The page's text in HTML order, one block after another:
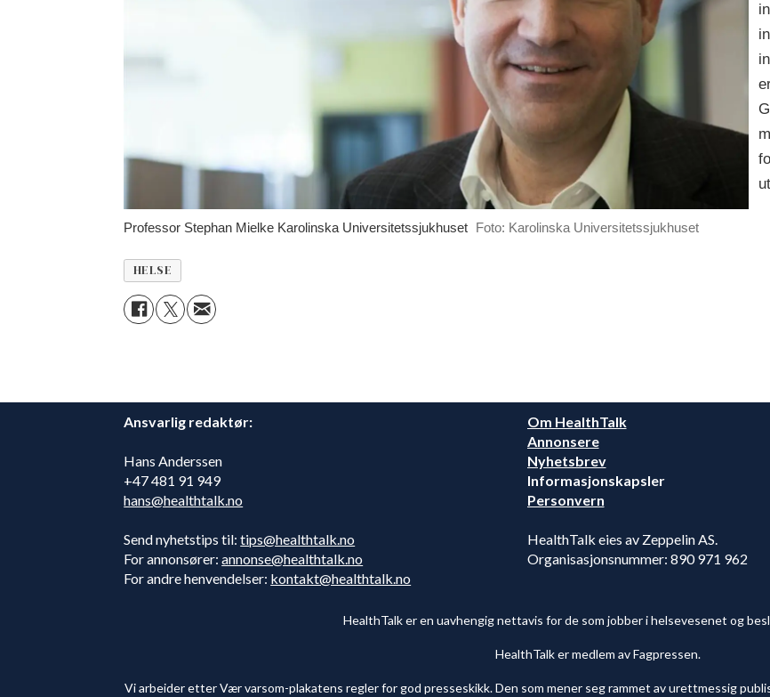
Professor Stephan Mielke Karolinska Universitetssjukhuset Foto: Karolinska Universitetssjukhuset
HELSE
Ansvarlig redaktør:
Hans Anderssen
+47 481 91 949
hans@healthtalk.no
Send nyhetstips til:tips@healthtalk.no
For annonsører:annonse@healthtalk.no
For andre henvendelser: kontakt@healthtalk.no
Om HealthTalk
Annonsere
Nyhetsbrev
Informasjonskapsler
Personvern
HealthTalk eies av Zeppelin AS.
Organisasjonsnummer: 890 971 962
HealthTalk er en uavhengig nettavis for de som jobber i helsevesenet og
HealthTalk er medlem av Fagpressen.
Vi arbeider etter Vær varsom-plakatens regler for god presseskikk. Den som mener seg rammet av urettmessig